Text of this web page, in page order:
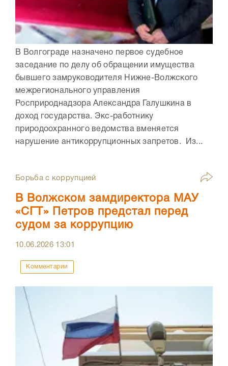
В Волгограде назначено первое судебное
заседание по делу об обращении имущества
бывшего замруководителя Нижне-Волжского
межрегионального управления
Росприроднадзора Александра Галушкина в
доход государства. Экс-работнику
природоохранного ведомства вменяется
нарушение антикоррупционных запретов. Из...
Борьба с коррупцией
В Волжском замдиректора МАУ
«СГТ» Петров предстал перед
судом за коррупцию
10.06.2026 13:01
Комментарии